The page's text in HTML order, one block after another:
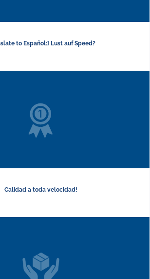
to Español:] Lust auf Speed?
Calidad a toda velocidad!